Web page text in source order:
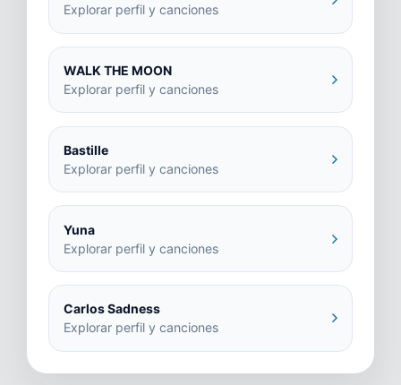
Explorar perfil y canciones
WALK THE MOON
Explorar perfil y canciones
Bastille
Explorar perfil y canciones
Yuna
Explorar perfil y canciones
Carlos Sadness
Explorar perfil y canciones